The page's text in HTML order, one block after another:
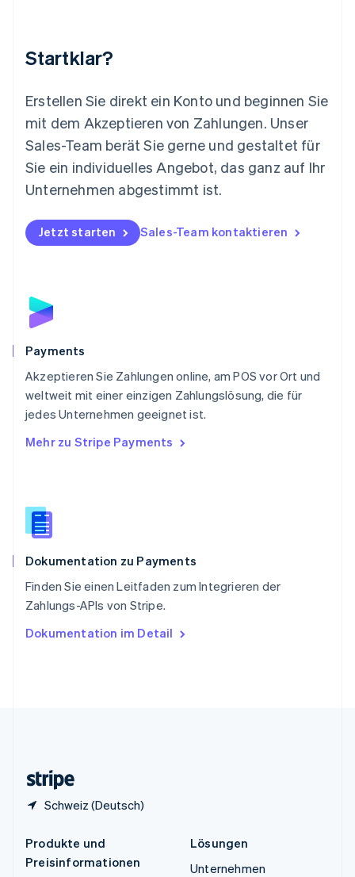
Startklar?
Erstellen Sie direkt ein Konto und beginnen Sie
mit dem Akzeptieren von Zahlungen. Unser
Sales-Team berät Sie gerne und gestaltet für
Sie ein individuelles Angebot, das ganz auf Ihr
Unternehmen abgestimmt ist.
Jetzt starten Sales-Team kontaktieren
Payments
Akzeptieren Sie Zahlungen online, am POS vor Ort und
weltweit mit einer einzigen Zahlungslösung, die für
jedes Unternehmen geeignet ist.
Mehr zu Stripe Payments
Dokumentation zu Payments
Finden Sie einen Leitfaden zum Integrieren der
Zahlungs-APIs von Stripe.
Dokumentation im Detail
Schweiz (Deutsch)
Mexiko
English
Niederlande
Nederlands English
Norwegen
English
Österreich
Polen
English
Portugal
Schweden
Schweiz
Singapur
English简体中文
Slowakei
Slowenien
English
Spanien
Thailand
Tschechische Republik
English
English
Produkte und
Preisinformationen
Lösungen
Unternehmen